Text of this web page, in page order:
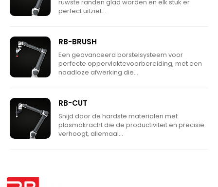
ruwste randen glad worden en elk stuk er
perfect uitziet...
RB-BRUSH
Een geavanceerd borstelsysteem voor
perfecte oppervlaktevoorbereiding, met een
naadloze afwerking die...
RB-CUT
Snijd door de hardste materialen met
plasmakracht die de productiviteit en precisie
verhoogt, allemaal...